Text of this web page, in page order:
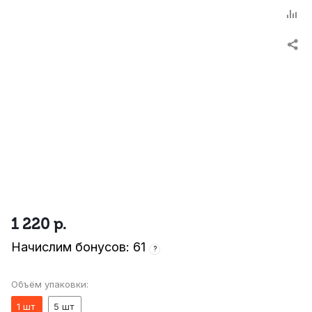
1 220 р.
Начислим бонусов: 61 ?
Объём упаковки:
1 шт
5 шт